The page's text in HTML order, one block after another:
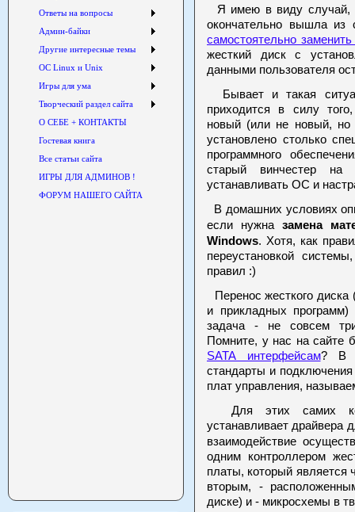
Ответы на вопросы
Админ-байки
Другие интересные темы
ОС Linux и Unix
Игры для ума
Творческий раздел сайта
О СЕБЕ + КОНТАКТЫ
Гостевая книга
Все статьи сайта
ИГРЫ ДЛЯ АДМИНОВ !
ФОРУМ НАШЕГО САЙТА
Я имею в виду случай,
окончательно вышла из
самостоятельно
жесткий диск с
данными пользователя
Бывает и такая
приходится в силу
новый (или не новый,
установлено столько
программного
старый винчестер на
устанавливать ОС и
В домашних условиях
если нужна замена
Windows. Хотя, как
переустановкой
правил :)
Перенос жесткого
и прикладных
задача - не совсем
Помните, у нас на сайте
SATA интерфейсам? В
стандарты и
плат управления,
Для этих самих
устанавливает драйвера
взаимодействие
одним контроллером
платы, который является
вторым, -
диске) и - микросхемы в